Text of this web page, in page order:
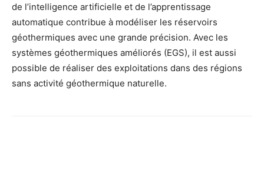
de l’intelligence artificielle et de l’apprentissage
automatique contribue à modéliser les réservoirs
géothermiques avec une grande précision. Avec les
systèmes géothermiques améliorés (EGS), il est aussi
possible de réaliser des exploitations dans des régions
sans activité géothermique naturelle.